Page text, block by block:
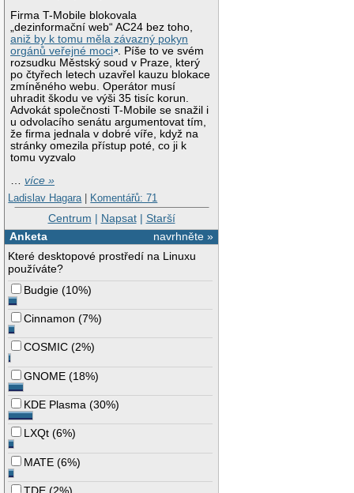
Firma T-Mobile blokovala
„dezinformační web“ AC24 bez toho,
aniž by k tomu měla závazný pokyn
orgánů veřejné moci . Píše to ve svém
rozsudku Městský soud v Praze, který
po čtyřech letech uzavřel kauzu blokace
zmíněného webu. Operátor musí
uhradit škodu ve výši 35 tisíc korun.
Advokát společnosti T-Mobile se snažil i
u odvolacího senátu argumentovat tím,
že firma jednala v dobré víře, když na
stránky omezila přístup poté, co ji k
tomu vyzvalo
…více »
Ladislav Hagara | Komentářů: 71
Centrum | Napsat| Starší
navrhněte »
Anketa
Které desktopové prostředí na Linuxu
používáte?
Budgie (10%)
Cinnamon (7%)
COSMIC (2%)
GNOME (18%)
KDE Plasma (30%)
LXQt (6%)
MATE (6%)